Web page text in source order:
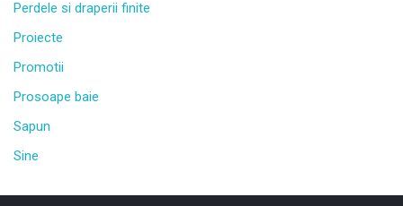
Perdele si draperii finite
Proiecte
Promotii
Prosoape baie
Sapun
Sine